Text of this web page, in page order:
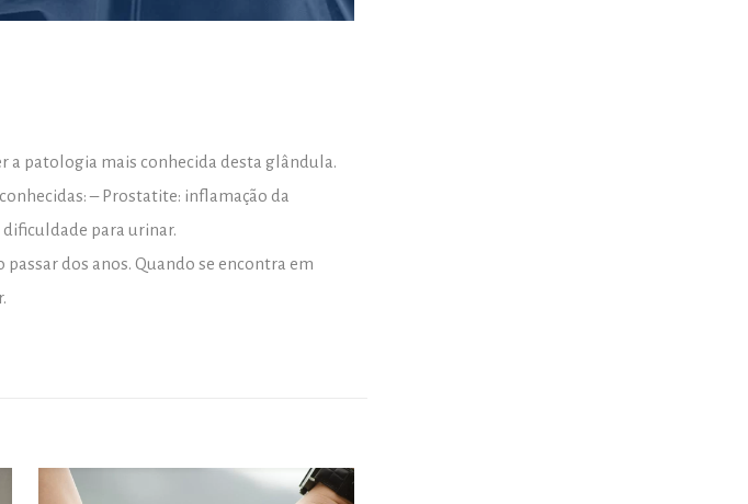
a patologia mais conhecida desta glândula.
– Prostatite: inflamação da
dificuldade para urinar.
dos anos. Quando se encontra em